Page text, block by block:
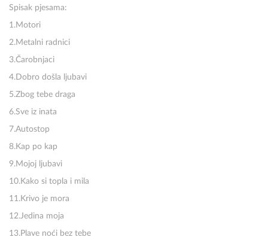
Spisak pjesama:
1.Motori
2.Metalni radnici
3.Čarobnjaci
4.Dobro došla ljubavi
5.Zbog tebe draga
6.Sve iz inata
7.Autostop
8.Kap po kap
9.Mojoj ljubavi
10.Kako si topla i mila
11.Krivo je mora
12.Jedina moja
13.Plave noći bez tebe